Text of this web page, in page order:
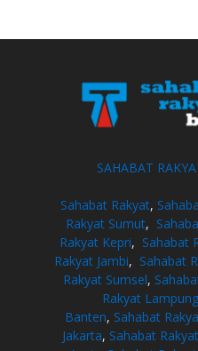
SAHABAT
Sahabat Rakyat,
Rakyat Sumut,
Rakyat Kepri, Sahabat
Rakyat Jambi, Sahabat
Rakyat Sumsel,
Rakyat Lampung
Banten, Sahabat
Jakarta, Sahabat